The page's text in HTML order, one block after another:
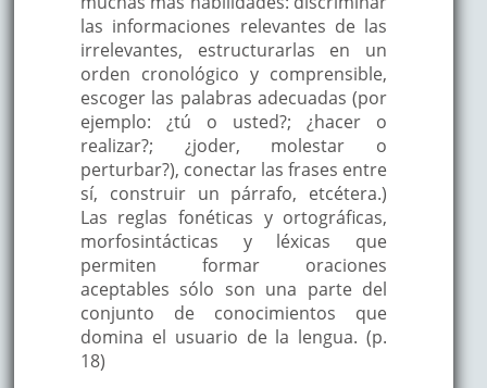
las informaciones relevantes de las
irrelevantes, estructurarlas en un
orden cronológico y comprensible,
escoger las palabras adecuadas (por
ejemplo: ¿tú o usted?; ¿hacer o
realizar?; ¿joder, molestar o
perturbar?), conectar las frases entre
sí, construir un párrafo, etcétera.)
Las reglas fonéticas y ortográficas,
morfosintácticas y léxicas que
permiten formar oraciones
aceptables sólo son una parte del
conjunto de conocimientos que
domina el usuario de la lengua. (p.
18)